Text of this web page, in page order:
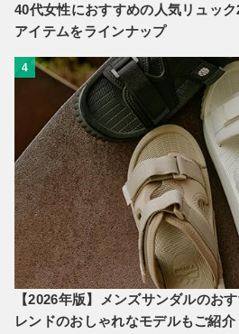
40代女性におすすめの人気リュッ
アイテムをラインナップ
4
【2026年版】メンズサンダルのお
レンドのおしゃれなモデルもご紹介